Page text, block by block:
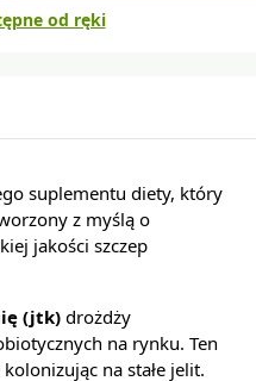
od ręki
suplementu diety, który
z myślą o
jakości szczep
(jtk) drożdży
na rynku. Ten
na stałe jelit.